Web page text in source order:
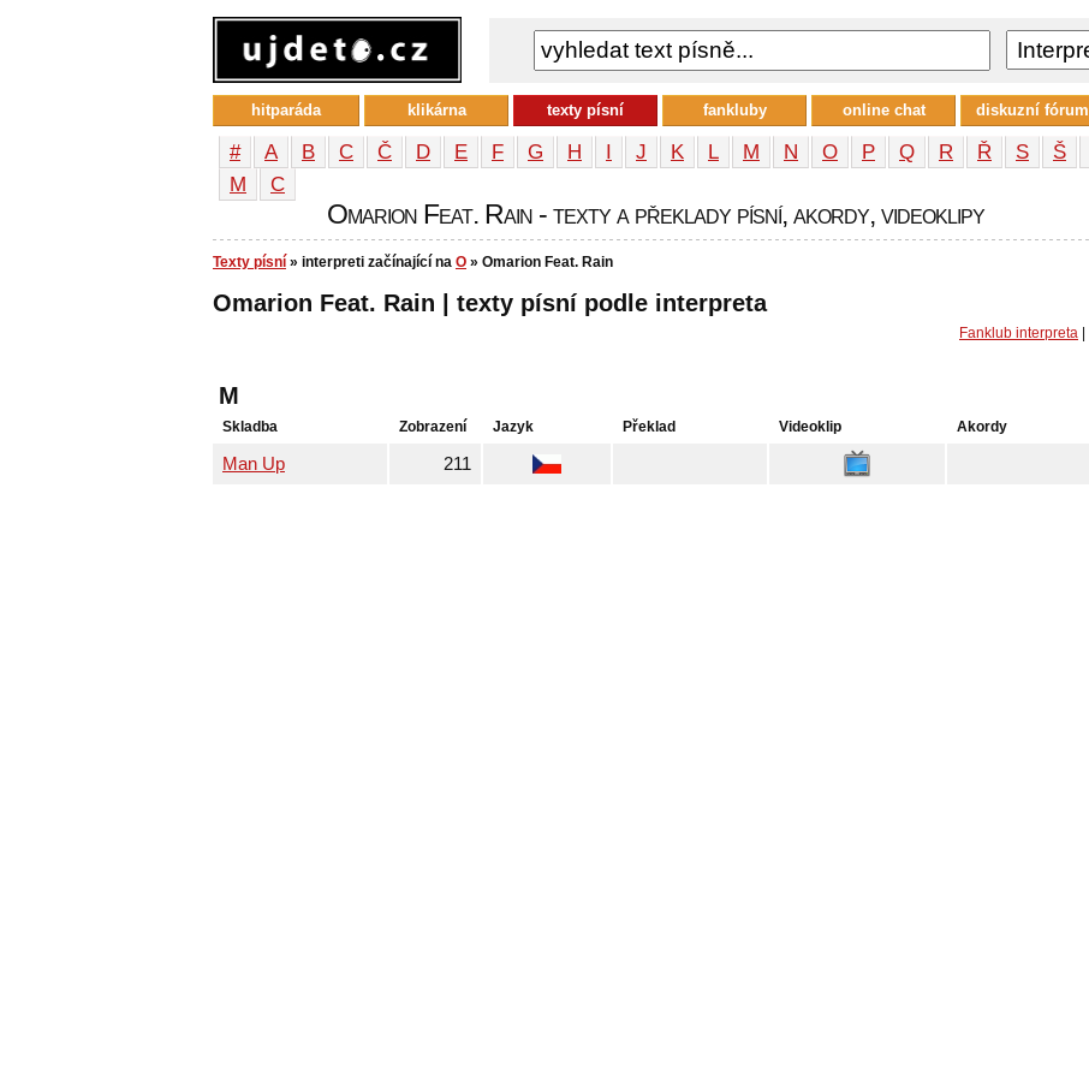
# A B C Č D E F G H I J K L M N O P Q R Ř S Š
М
С
Omarion Feat. Rain - texty a překlady písní, akordy, videoklipy
Texty písní » interpreti začínající na O » Omarion Feat. Rain
Omarion Feat. Rain | texty písní podle interpreta
Fanklub interpreta
M
Skladba Zobrazení Jazyk Překlad Videoklip Akordy
Man Up 211
hitparáda klikárna texty písní fankluby online chat diskuzní fórum